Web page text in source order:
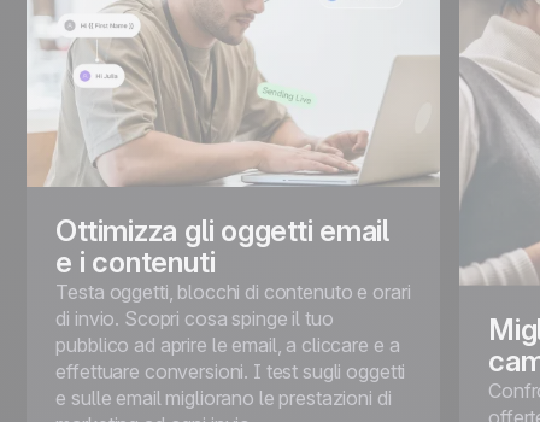
Ottimizza gli oggetti email
e i contenuti
Testa oggetti, blocchi di contenuto e orari
di invio. Scopri cosa spinge il tuo
pubblico ad aprire le email, a cliccare e a
effettuare conversioni. I test sugli oggetti
e sulle email migliorano le prestazioni di